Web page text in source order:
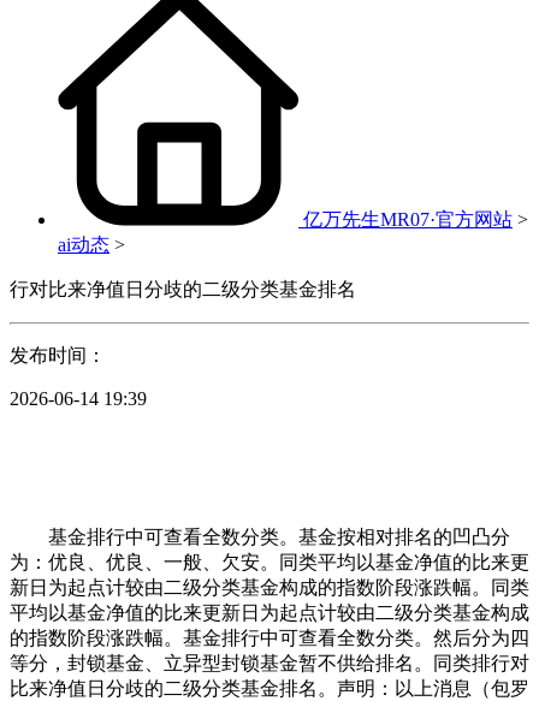
亿万先生MR07·官方网站 >
ai动态 >
行对比来净值日分歧的二级分类基金排名
发布时间：
2026-06-14 19:39
基金排行中可查看全数分类。基金按相对排名的凹凸分
为：优良、优良、一般、欠安。同类平均以基金净值的比来更
新日为起点计较由二级分类基金构成的指数阶段涨跌幅。同类
平均以基金净值的比来更新日为起点计较由二级分类基金构成
的指数阶段涨跌幅。基金排行中可查看全数分类。然后分为四
等分，封锁基金、立异型封锁基金暂不供给排名。同类排行对
比来净值日分歧的二级分类基金排名。声明：以上消息（包罗